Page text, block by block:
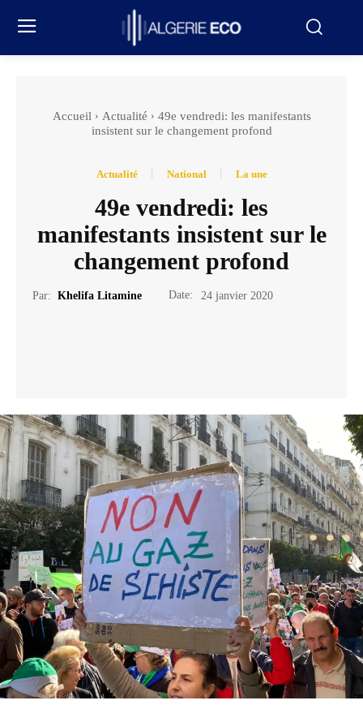
Accueil Actualité
49e vendredi: les manifestants
insistent sur le changement profond
Actualité National La une
49e vendredi: les
manifestants insistent sur le
changement profond
Par: Khelifa Litamine Date: 24 janvier 2020